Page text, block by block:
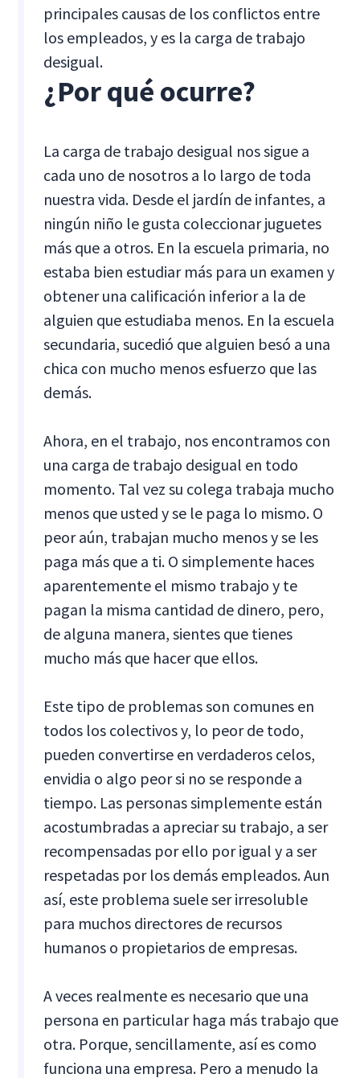
principales causas de los conflictos entre
los empleados, y es la carga de trabajo
desigual.
¿Por qué ocurre?
La carga de trabajo desigual nos sigue a
cada uno de nosotros a lo largo de toda
nuestra vida. Desde el jardín de infantes, a
ningún niño le gusta coleccionar juguetes
más que a otros. En la escuela primaria, no
estaba bien estudiar más para un examen y
obtener una calificación inferior a la de
alguien que estudiaba menos. En la escuela
secundaria, sucedió que alguien besó a una
chica con mucho menos esfuerzo que las
demás.
Ahora, en el trabajo, nos encontramos con
una carga de trabajo desigual en todo
momento. Tal vez su colega trabaja mucho
menos que usted y se le paga lo mismo. O
peor aún, trabajan mucho menos y se les
paga más que a ti. O simplemente haces
aparentemente el mismo trabajo y te
pagan la misma cantidad de dinero, pero,
de alguna manera, sientes que tienes
mucho más que hacer que ellos.
Este tipo de problemas son comunes en
todos los colectivos y, lo peor de todo,
pueden convertirse en verdaderos celos,
envidia o algo peor si no se responde a
tiempo. Las personas simplemente están
acostumbradas a apreciar su trabajo, a ser
recompensadas por ello por igual y a ser
respetadas por los demás empleados. Aun
así, este problema suele ser irresoluble
para muchos directores de recursos
humanos o propietarios de empresas.
A veces realmente es necesario que una
persona en particular haga más trabajo que
otra. Porque, sencillamente, así es como
funciona una empresa. Pero a menudo la